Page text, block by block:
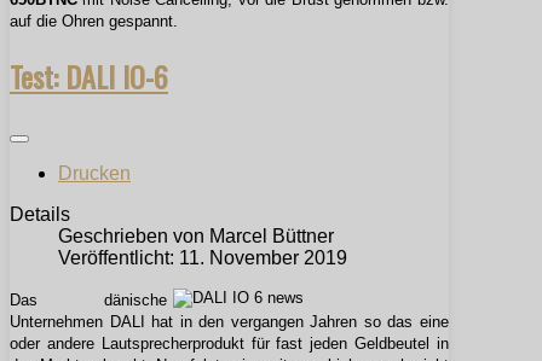
auf die Ohren gespannt.
Test: DALI IO-6
Drucken
Details
Geschrieben von Marcel Büttner
Veröffentlicht: 11. November 2019
Das dänische
Unternehmen DALI hat in den vergangen Jahren so das eine
oder andere Lautsprecherprodukt für fast jeden Geldbeutel in